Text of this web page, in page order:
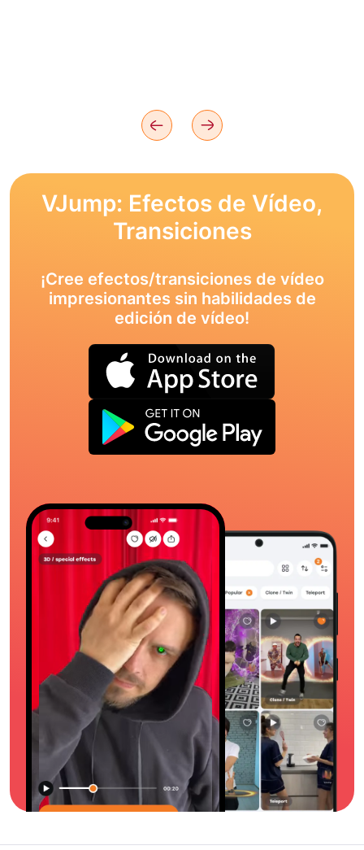
VJump: Efectos de Vídeo,
Transiciones
¡Cree efectos/transiciones de vídeo
impresionantes sin habilidades de
edición de vídeo!